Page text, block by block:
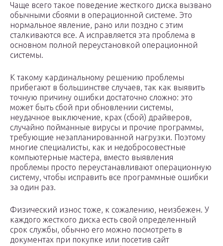
Чаще всего такое поведение жесткого диска вызвано
обычными сбоями в операционной системе. Это
нормальное явление, рано или поздно с этим
сталкиваются все. А исправляется эта проблема в
основном полной переустановкой операционной
системы.
К такому кардинальному решению проблемы
прибегают в большинстве случаев, так как выявить
точную причину ошибки достаточно сложно: это
может быть сбой при обновлении системы,
неудачное выключение, крах (сбой) драйверов,
случайно пойманные вирусы и прочие программы,
требующие незапланированной нагрузки. Поэтому
многие специалисты, как и недобросовестные
компьютерные мастера, вместо выявления
проблемы просто переустанавливают операционную
систему, чтобы исправить все программные ошибки
за один раз.
Физический износ тоже, к сожалению, неизбежен. У
каждого жесткого диска есть свой определенный
срок службы, обычно его можно посмотреть в
документах при покупке или посетив сайт